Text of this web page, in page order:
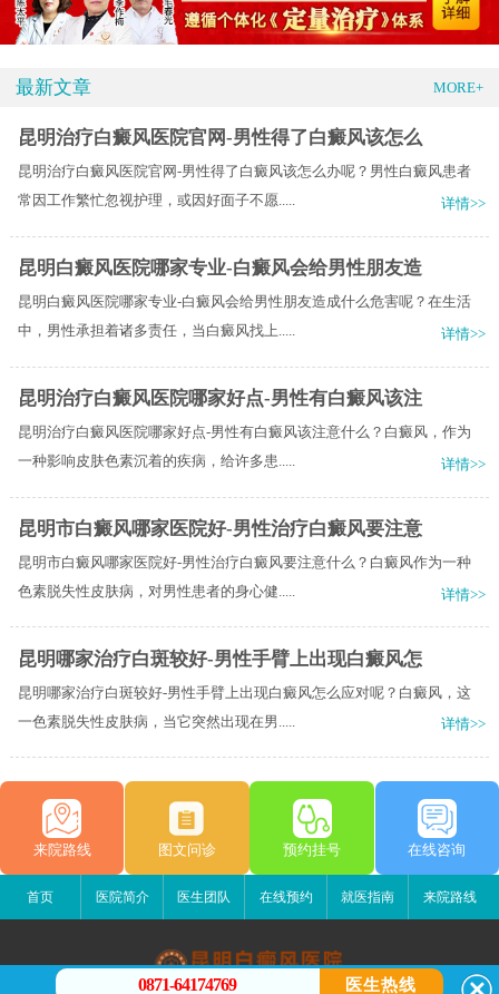
最新文章 MORE+
昆明治疗白癜风医院官网-男性得了白癜风该怎么
昆明治疗白癜风医院官网-男性得了白癜风该怎么办呢？男性白癜风患者
常因工作繁忙忽视护理，或因好面子不愿.....
详情>>
昆明白癜风医院哪家专业-白癜风会给男性朋友造
昆明白癜风医院哪家专业-白癜风会给男性朋友造成什么危害呢？在生活
中，男性承担着诸多责任，当白癜风找上.....
详情>>
昆明治疗白癜风医院哪家好点-男性有白癜风该注
昆明治疗白癜风医院哪家好点-男性有白癜风该注意什么？白癜风，作为
一种影响皮肤色素沉着的疾病，给许多患.....
详情>>
昆明市白癜风哪家医院好-男性治疗白癜风要注意
昆明市白癜风哪家医院好-男性治疗白癜风要注意什么？白癜风作为一种
色素脱失性皮肤病，对男性患者的身心健.....
详情>>
昆明哪家治疗白斑较好-男性手臂上出现白癜风怎
昆明哪家治疗白斑较好-男性手臂上出现白癜风怎么应对呢？白癜风，这
一色素脱失性皮肤病，当它突然出现在男.....
详情>>
来院路线 图文问诊 预约挂号 在线咨询
首页 医院简介 医生团队 在线预约 就医指南 来院路线
0871-64174769 医生热线